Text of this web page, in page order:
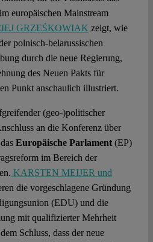
europäischen Mainstream
GRZEŚKOWIAK zeigt, wie
polnisch-belarussischen
durch die neue Regierung,
des Neuen Pakts für
Punkt anschaulich illustriert.
(geo-)politischer
an die Konferenz über
Europäische Parlament(EP)
im Bereich der
KARSTEN MEIJER und
die vorgeschlagene Gründung
(EDU) und die
mit qualifizierter Mehrheit
Schluss, dass der neue